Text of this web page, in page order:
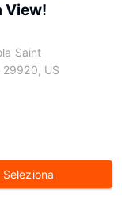
View!
Saint
29920, US
Seleziona